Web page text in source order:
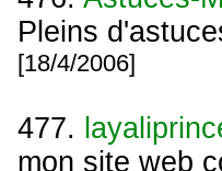
Pleins
[18/4/2006]
477.
mon site web